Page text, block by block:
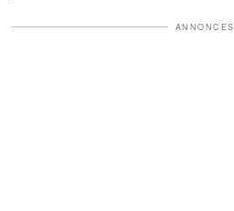
ANNONCES